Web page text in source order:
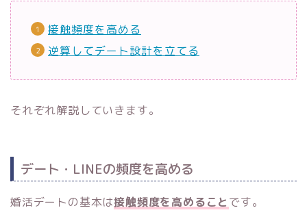
接触頻度を高める
逆算してデート設計を立てる
それぞれ解説していきます。
デート・LINEの頻度を高める
婚活デートの基本は接触頻度を高めること です。